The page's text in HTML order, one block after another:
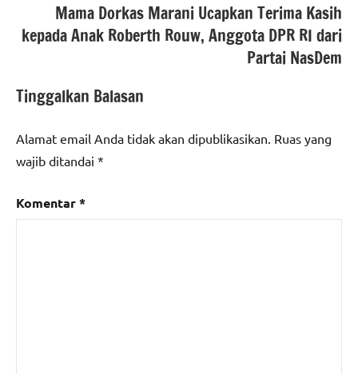
Mama Dorkas Marani Ucapkan Terima Kasih
kepada Anak Roberth Rouw, Anggota DPR RI dari
Partai NasDem
Tinggalkan Balasan
Alamat email Anda tidak akan dipublikasikan. Ruas yang
wajib ditandai *
Komentar*